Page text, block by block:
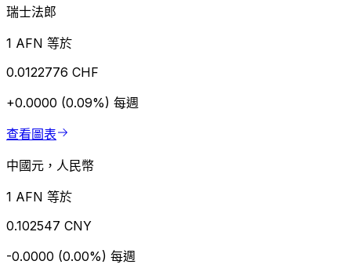
瑞士法郎
1 AFN 等於
0.0122776 CHF
+0.0000 (0.09%) 每週
查看圖表
中國元，人民幣
1 AFN 等於
0.102547 CNY
-0.0000 (0.00%) 每週